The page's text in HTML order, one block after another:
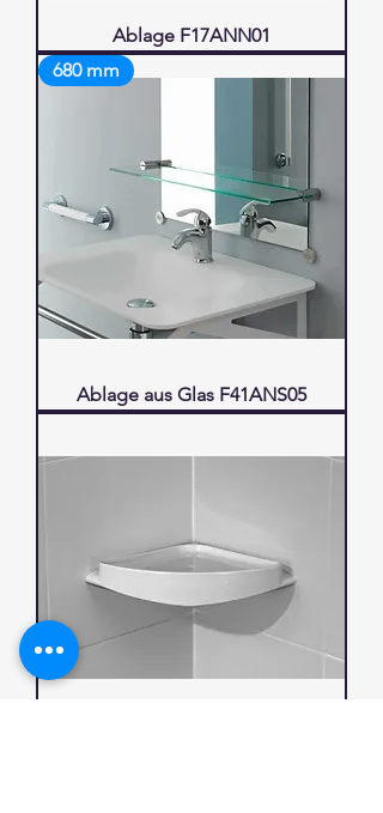
Ablage F17ANN01
680 mm
Ablage aus Glas F41ANS05